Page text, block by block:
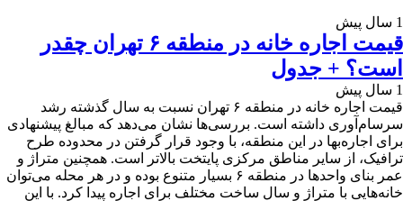
1 سال پیش
قیمت اجاره خانه در منطقه ۶ تهران چقدر
است؟ + جدول
1 سال پیش
قیمت اجاره خانه در منطقه ۶ تهران نسبت به سال گذشته رشد
سرسام‌آوری داشته است. بررسی‌ها نشان می‌دهد که مبالغ پیشنهادی
برای اجاره‌بها در این منطقه، با وجود قرار گرفتن در محدوده طرح
ترافیک، از سایر مناطق مرکزی پایتخت بالاتر است. همچنین متراژ و
عمر بنای واحدها در منطقه ۶ بسیار متنوع بوده و در هر محله می‌توان
خانه‌هایی با متراژ و سال ساخت مختلف برای اجاره پیدا کرد. با این